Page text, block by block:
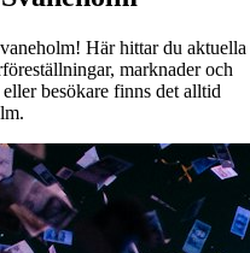
Här hittar du aktuella
marknader och
besökare finns det alltid